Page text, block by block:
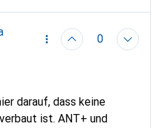
0
darauf, dass keine
ist. ANT+ und